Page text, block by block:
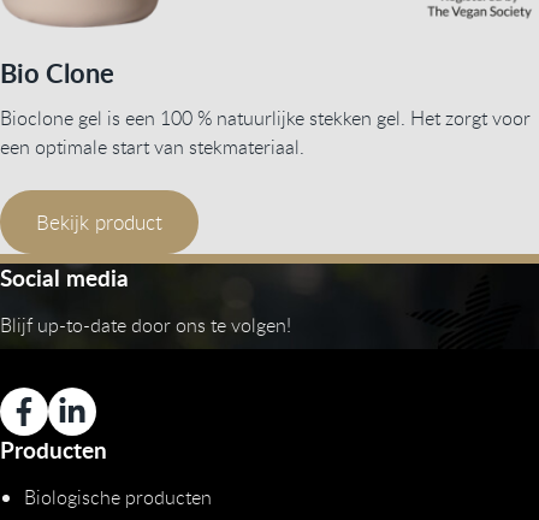
Bio Clone
Bioclone gel is een 100 % natuurlijke stekken gel. Het zorgt voor
een optimale start van stekmateriaal.
Bekijk product
Social media
Blijf up-to-date door ons te volgen!
Producten
Biologische producten